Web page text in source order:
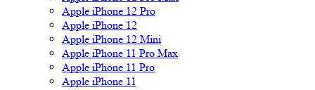
Apple iPhone 12 Pro
Apple iPhone 12
Apple iPhone 12 Mini
Apple iPhone 11 Pro Max
Apple iPhone 11 Pro
Apple iPhone 11